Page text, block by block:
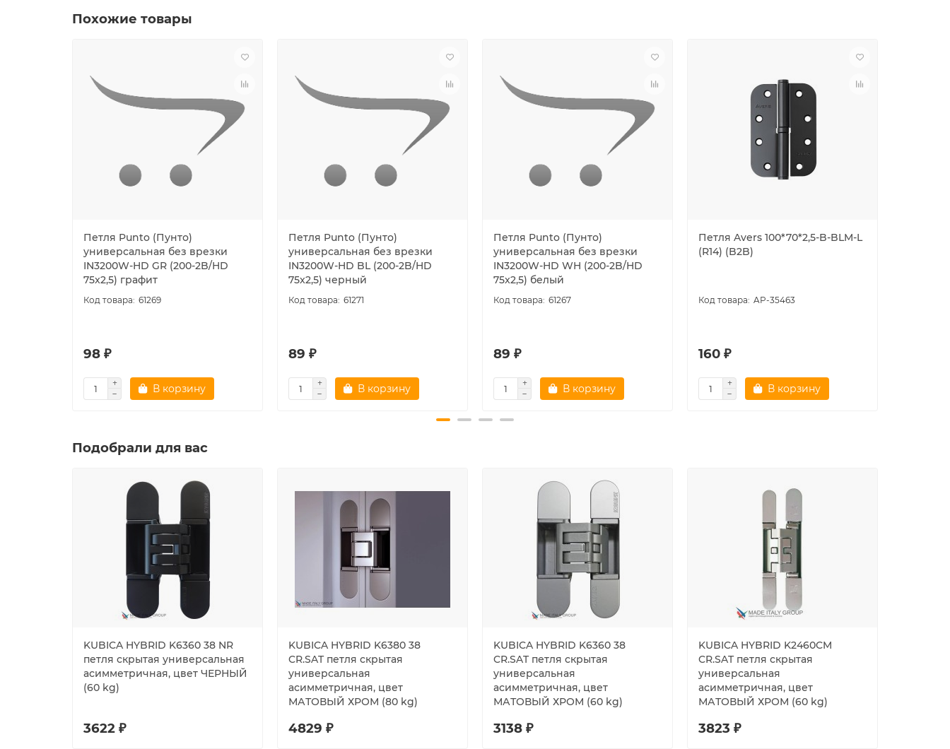
Похожие товары
Петля Punto (Пунто)
универсальная без врезки
IN3200W-HD GR (200-2B/HD
75x2,5) графит
61269
98 ₽
В корзину
Петля Punto (Пунто)
универсальная без врезки
IN3200W-HD BL (200-2B/HD
75x2,5) черный
61271
89 ₽
В корзину
Петля Punto (Пунто)
универсальная без врезки
IN3200W-HD WH (200-2B/HD
75x2,5) белый
61267
89 ₽
В корзину
Петля Avers 100*70*2,5-B-BLM-L
(R14) (B2B)
AP-35463
160 ₽
В корзину
Подобрали для вас
KUBICA HYBRID K6360 38 NR
петля скрытая универсальная
асимметричная, цвет ЧЕРНЫЙ
(60 kg)
3622 ₽
KUBICA HYBRID K6380 38
CR.SAT петля скрытая
универсальная
асимметричная, цвет
МАТОВЫЙ ХРОМ (80 kg)
4829 ₽
KUBICA HYBRID K6360 38
CR.SAT петля скрытая
универсальная
асимметричная, цвет
МАТОВЫЙ ХРОМ (60 kg)
3138 ₽
KUBICA HYBRID K2460CM
CR.SAT петля скрытая
универсальная
асимметричная, цвет
МАТОВЫЙ ХРОМ (60 kg)
3823 ₽